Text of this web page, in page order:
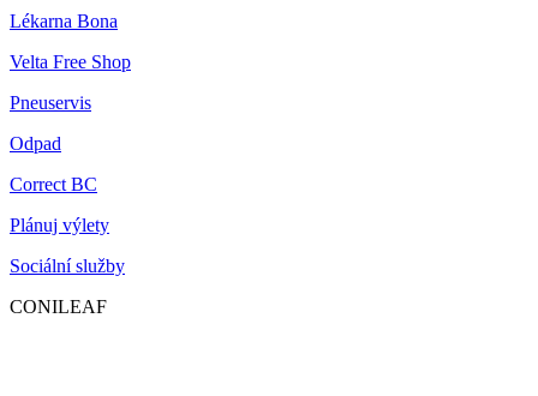
Lékarna Bona
Velta Free Shop
Pneuservis
Odpad
Correct BC
Plánuj výlety
Sociální služby
CONILEAF